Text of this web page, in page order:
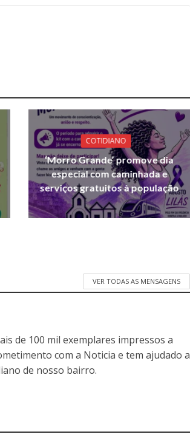
COTIDIANO
‘Morro Grande’ promove dia
especial com caminhada e
serviços gratuitos à população
VER TODAS AS MENSAGENS
de 100 mil exemplares impressos a
com a Noticia e tem ajudado a
de nosso bairro.